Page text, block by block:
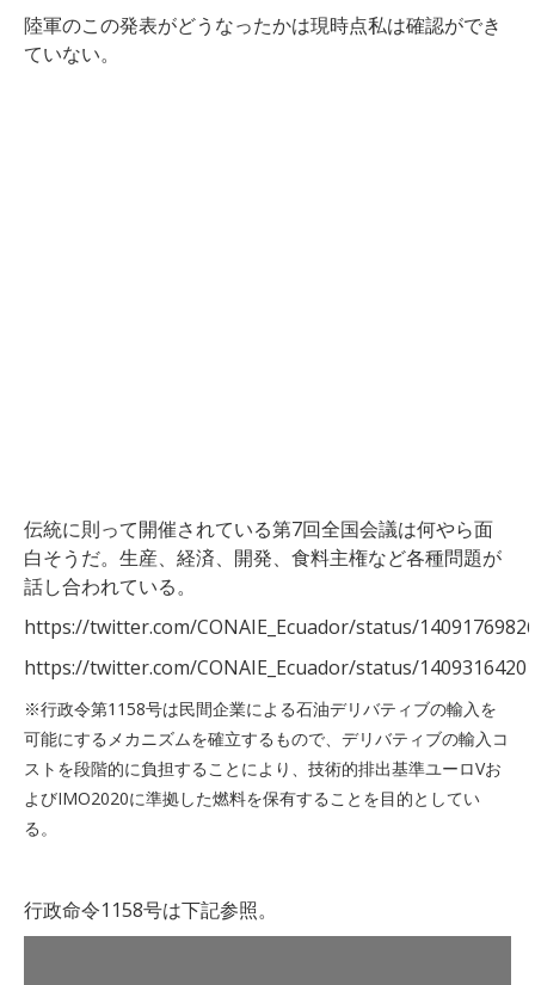
陸軍のこの発表がどうなったかは現時点私は確認ができ
ていない。
伝統に則って開催されている第7回全国会議は何やら面
白そうだ。生産、経済、開発、食料主権など各種問題が
話し合われている。
https://twitter.com/CONAIE_Ecuador/status/
https://twitter.com/CONAIE_Ecuador/status/
※行政令第1158号は民間企業による石油デリバティブの輸入を
可能にするメカニズムを確立するもので、デリバティブの輸入コ
ストを段階的に負担することにより、技術的排出基準ユーロVお
よびIMO2020に準拠した燃料を保有することを目的としてい
る。
行政命令1158号は下記参照。